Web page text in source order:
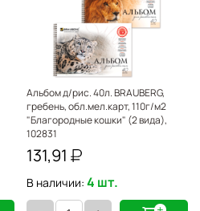
Альбом д/рис. 40л. BRAUBERG,
гребень, обл.мел.карт, 110г/м2
"Благородные кошки" (2 вида),
102831
131,91
В наличии: 4 шт.